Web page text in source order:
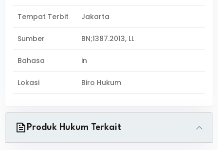
Tempat Terbit Jakarta
Sumber BN;1387.2013, LL
Bahasa in
Lokasi Biro Hukum
Produk Hukum Terkait